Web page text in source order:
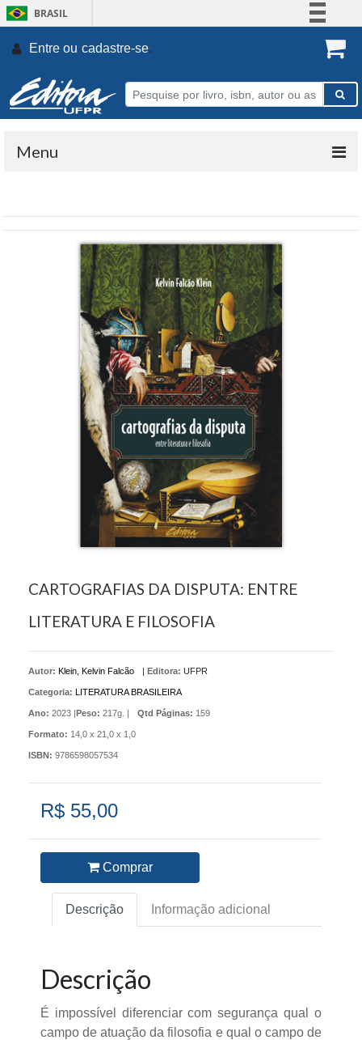
BRASIL
Participe
Entre ou cadastre-se.
Menu
CARTOGRAFIAS DA DISPUTA: ENTRE
LITERATURA E FILOSOFIA
Autor: Klein, Kelvin Falcão Editora: UFPR
Categoria: LITERATURA BRASILEIRA
Ano: 2023 | Peso: 217g. | Qtd Páginas: 159
Formato: 14,0 x 21,0 x 1,0
ISBN: 9786598057534
R$ 55,00
Comprar
Descrição Informação adicional
Descrição
É impossível diferenciar com segurança qual o
campo de atuação da filosofia e qual o campo de